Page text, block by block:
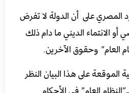
على أن الدولة لا تفرض
أو الانتماء الديني ما دام ذلك
العام” وحقوق الآخرين.
على هذا البيان النظر